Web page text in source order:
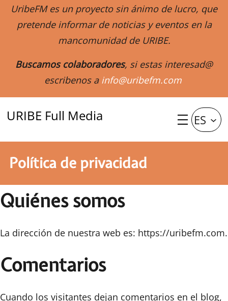
SaltarUribeFM es un proyecto sin ánimo de lucro, que
pretende informar de noticias y eventos en la
mancomunidad de URIBE.
Buscamos colaboradores, si estas interesad@
escribenos a info@uribefm.com
URIBE Full Media ES
Política de privacidad
Quiénes somos
La dirección de nuestra web es: https://uribefm.com.
Comentarios
Cuando los visitantes dejan comentarios en el blog,